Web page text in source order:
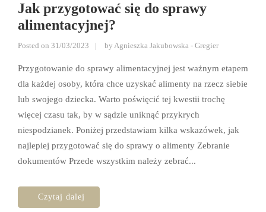
Jak przygotować się do sprawy
alimentacyjnej?
Posted on 31/03/2023 by Agnieszka Jakubowska - Gregier
Przygotowanie do sprawy alimentacyjnej jest ważnym etapem
dla każdej osoby, która chce uzyskać alimenty na rzecz siebie
lub swojego dziecka. Warto poświęcić tej kwestii trochę
więcej czasu tak, by w sądzie uniknąć przykrych
niespodzianek. Poniżej przedstawiam kilka wskazówek, jak
najlepiej przygotować się do sprawy o alimenty Zebranie
dokumentów Przede wszystkim należy zebrać...